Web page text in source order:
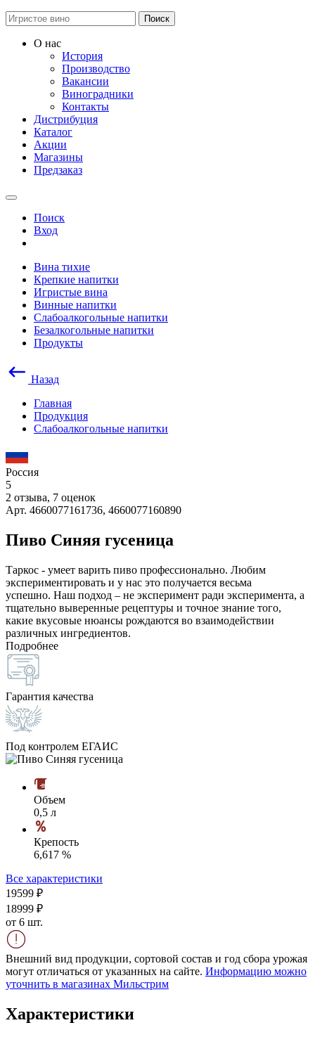
Поиск
О нас
История
Производство
Вакансии
Виноградники
Контакты
Дистрибуция
Каталог
Акции
Магазины
Предзаказ
Поиск
Вход
Вина тихие
Крепкие напитки
Игристые вина
Винные напитки
Слабоалкогольные напитки
Безалкогольные напитки
Продукты
Назад
Главная
Продукция
Слабоалкогольные напитки
Россия
5
2 отзыва, 7 оценок
Арт. 4660077161736, 4660077160890
Пиво Синяя гусеница
Таркос - умеет варить пиво профессионально. Любим
экспериментировать и у нас это получается весьма
успешно. Наш подход – не эксперимент ради эксперимента, а
тщательно выверенные рецептуры и точное знание того,
какие вкусовые нюансы рождаются во взаимодействии
различных ингредиентов.
Подробнее
Гарантия качества
Под контролем ЕГАИС
Объем
0,5 л
Крепость
6,617 %
Все характеристики
19599 ₽
18999 ₽
от 6 шт.
Внешний вид продукции, сортовой состав и год сбора урожая
могут отличаться от указанных на сайте. Информацию можно
уточнить в магазинах Мильстрим
Характеристики